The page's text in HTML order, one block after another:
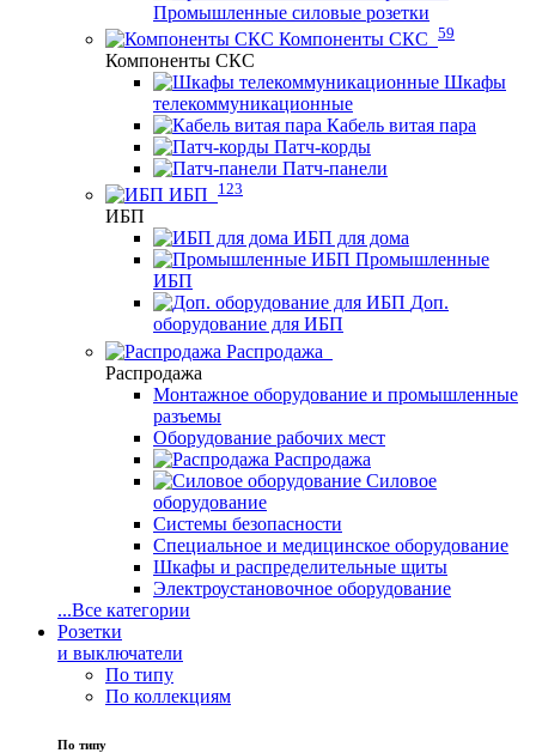
Промышленные силовые розетки
Компоненты СКС 59
Компоненты СКС
Шкафы
телекоммуникационные
Кабель витая пара
Патч-корды
Патч-панели
ИБП
123
ИБП
ИБП для дома
Промышленные
ИБП
Доп.
оборудование для ИБП
Распродажа
Распродажа
Монтажное оборудование и промышленные
разъемы
Оборудование рабочих мест
Распродажа
Силовое
оборудование
Системы безопасности
Специальное и медицинское оборудование
Шкафы и распределительные щиты
Электроустановочное оборудование
...Все категории
Розетки
и выключатели
По типу
По коллекциям
По типу